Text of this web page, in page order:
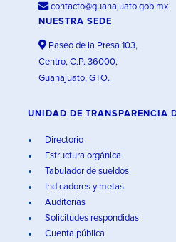
contacto@guanajuato.gob.mx
NUESTRA SEDE
Paseo de la Presa 103,
Centro, C.P. 36000,
Guanajuato, GTO.
UNIDAD DE TRANSPARENCIA
Directorio
Estructura orgánica
Tabulador de sueldos
Indicadores y metas
Auditorías
Solicitudes respondidas
Cuenta pública